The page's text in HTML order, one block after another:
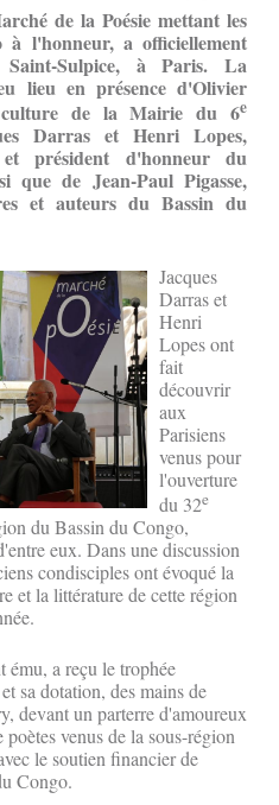
de la Poésie mettant les
l'honneur, a officiellement
Sulpice, à Paris. La
lieu en présence d'Olivier
culture de la Mairie du 6e
Darras et Henri Lopes,
et président d'honneur du
que de Jean-Paul Pigasse,
et auteurs du Bassin du
Jacques
Darras et
Henri
Lopes ont
fait
découvrir
aux
Parisiens
venus pour
l'ouverture
du 32e
du Bassin du Congo,
eux. Dans une discussion
condisciples ont évoqué la
et la littérature de cette région
a reçu le trophée
sa dotation, des mains de
devant un parterre d'amoureux
venus de la sous-région
le soutien financier de
Congo.